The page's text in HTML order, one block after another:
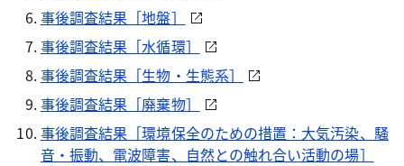
事後調査結果［地盤］
事後調査結果［水循環］
事後調査結果［生物・生態系］
事後調査結果［廃棄物］
事後調査結果［環境保全のための措置：大気汚染、騒
音・振動、電波障害、自然との触れ合い活動の場］